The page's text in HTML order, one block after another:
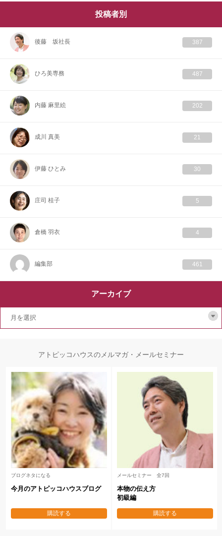
投稿者別
後藤 坂社長 387
ひろ美専務 487
内藤 麻里絵 202
成川 真美 21
伊藤 ひとみ 30
庄司 桂子 5
倉橋 羽衣 4
編集部 461
アーカイブ
アトピッコハウスのメルマガ・メールセミナー
ブログネタになる
今月のアトピッコハウスブログ
購読する
メールセミナー 全7回
本物の伝え方
初級編
購読する